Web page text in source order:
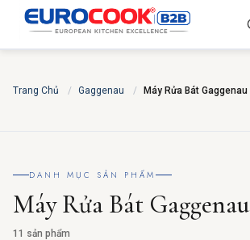
NHẤT
SỐ ĐIỆN THOẠI
Trang Chủ / Gaggenau / Máy Rửa Bát Gaggenau
DANH MỤC SẢN PHẨM
Máy Rửa Bát Gaggenau
11 sản phẩm